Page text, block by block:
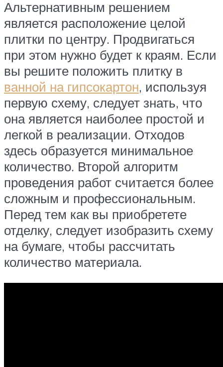
Альтернативным решением
является расположение целой
плитки по центру. Продвигаться
при этом нужно будет к краям. Если
вы решите положить плитку в
ванной на гипсокартон, используя
первую схему, следует знать, что
она является наиболее простой и
легкой в реализации. Отходов
здесь образуется минимальное
количество. Второй алгоритм
проведения работ считается более
сложным и профессиональным.
Перед тем как вы приобретете
отделку, следует изобразить схему
на бумаге, чтобы рассчитать
количество материала.